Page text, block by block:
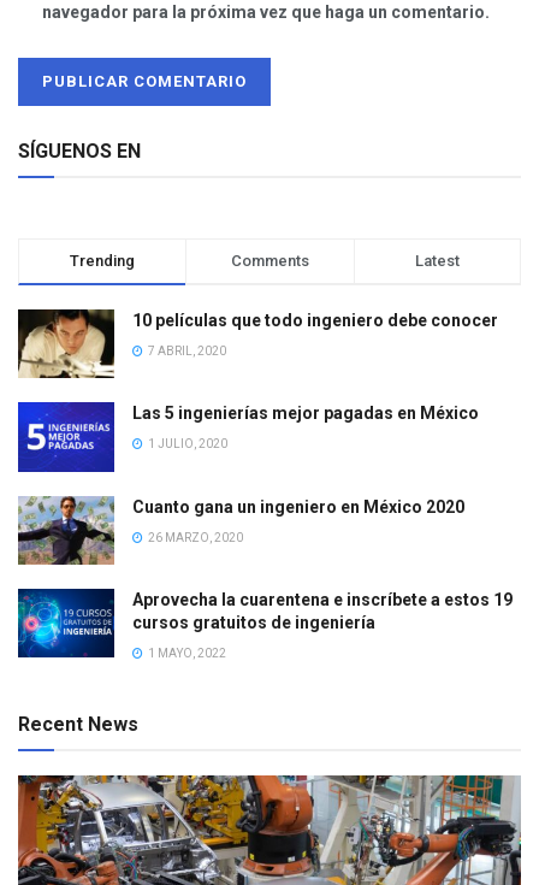
navegador para la próxima vez que haga un comentario.
SÍGUENOS EN
Trending Comments Latest
10 películas que todo ingeniero debe conocer
7 ABRIL, 2020
Las 5 ingenierías mejor pagadas en México
1 JULIO, 2020
Cuanto gana un ingeniero en México 2020
26 MARZO, 2020
Aprovecha la cuarentena e inscríbete a estos 19
cursos gratuitos de ingeniería
1 MAYO, 2022
Recent News